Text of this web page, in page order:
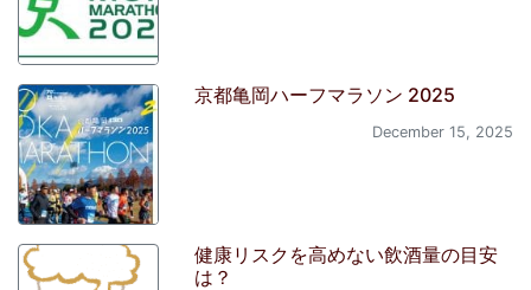
京都亀岡ハーフマラソン 2025
December 15, 2025
健康リスクを高めない飲酒量の目安
は？